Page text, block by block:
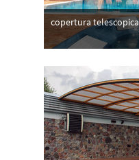
copertura